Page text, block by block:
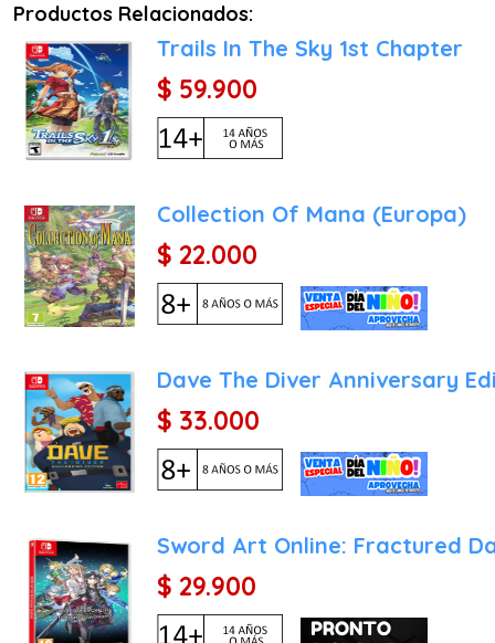
Productos Relacionados:
Trails In The Sky 1st Chapter
$ 59.900
Collection Of Mana (Europa)
$ 22.000
Dave The Diver Anniversary
$ 33.000
Sword Art Online: Fractured
$ 29.900